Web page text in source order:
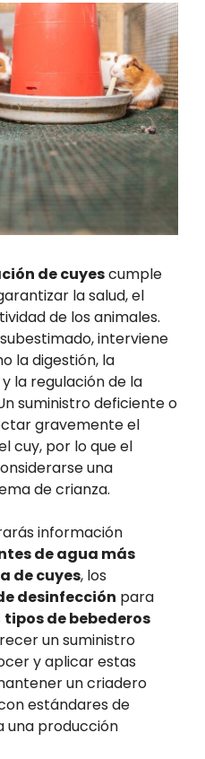
de cuyescumple
la salud, el
de los animales.
interviene
la digestión, la
la regulación de la
suministro deficiente o
gravemente el
cuy, por lo que el
una
de crianza.
información
de agua más
de cuyes, los
desinfección para
tipos de bebederos
un suministro
y aplicar estas
un criadero
estándares de
una producción